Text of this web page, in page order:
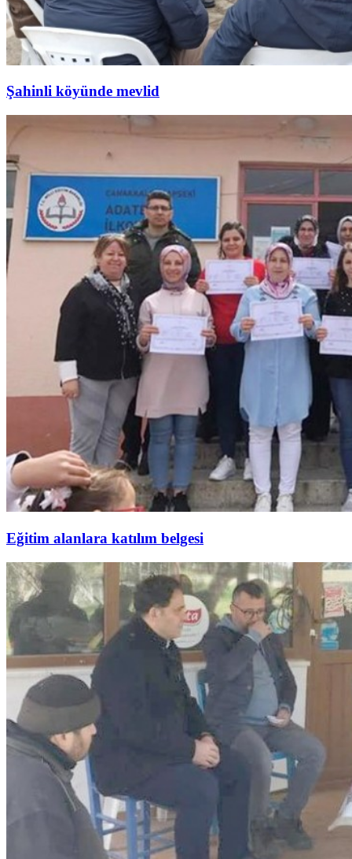
Şahinli köyünde mevlid
Eğitim alanlara katılım belgesi